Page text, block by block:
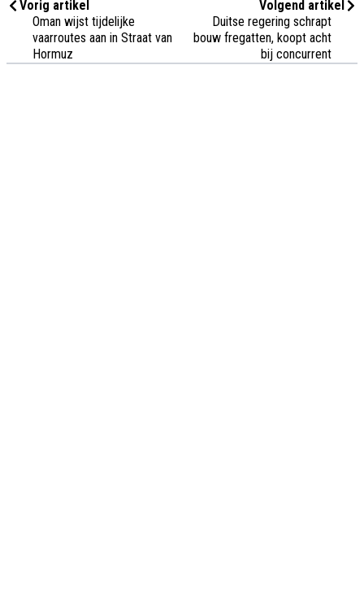
Vorig artikel
Oman wijst tijdelijke
vaarroutes aan in Straat van
Hormuz
Volgend artikel
Duitse regering schrapt
bouw fregatten, koopt acht
bij concurrent